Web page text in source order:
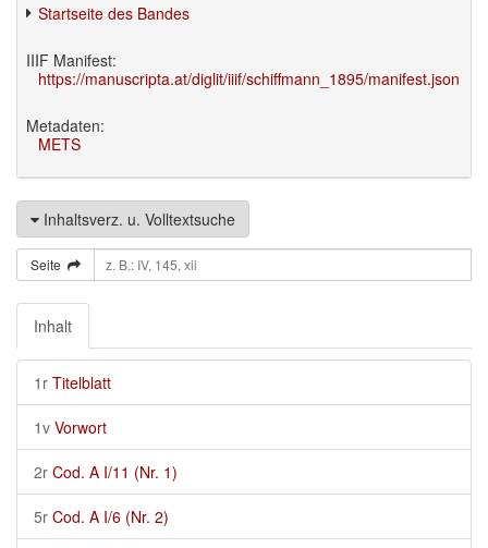
Startseite des Bandes
IIIF Manifest:
https://manuscripta.at/diglit/iiif/schiffmann_1895/manifest.json
Metadaten:
METS
Inhaltsverz. u. Volltextsuche
Seite
Inhalt
1r Titelblatt
1v Vorwort
2r Cod. A I/11 (Nr. 1)
5r Cod. A I/6 (Nr. 2)